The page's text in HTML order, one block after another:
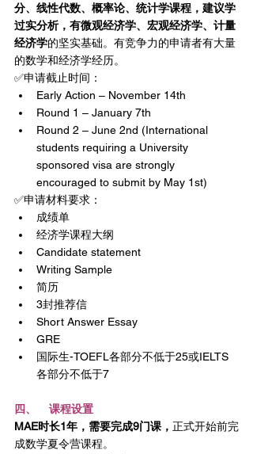
分、线性代数、概率论、统计学课程，建议学
过实分析，有微观经济学、宏观经济学、计量
经济学的坚实基础。有竞争力的申请者有大量
的数学和经济学经历。
✅申请截止时间：
Early Action – November 14th
Round 1 – January 7th
Round 2 – June 2nd (International
students requiring a University
sponsored visa are strongly
encouraged to submit by May 1st)
✅申请材料要求：
成绩单
经济学课程大纲
Candidate statement
Writing Sample
简历
3封推荐信
Short Answer Essay
GRE
国际生-TOEFL各部分不低于25或IELTS
各部分不低于7
四、    课程设置
MAE时长1年，需要完成9门课， 正式开始前完
成数学夏令营课程。